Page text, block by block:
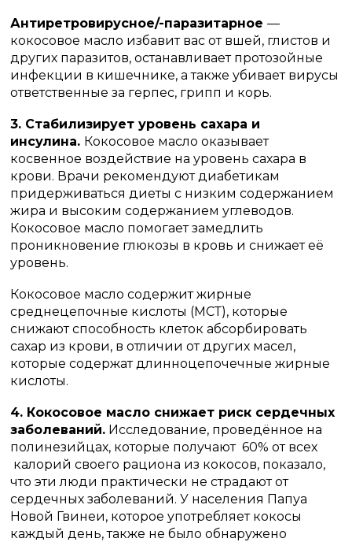
Антиретровирусное/-паразитарное—
кокосовое масло избавит вас от вшей, глистов и
других паразитов, останавливает протозойные
инфекции в кишечнике, а также убивает вирусы
ответственные за герпес, грипп и корь.
3. Стабилизирует уровень сахара и
инсулина. Кокосовое масло оказывает
косвенное воздействие на уровень сахара в
крови. Врачи рекомендуют диабетикам
придерживаться диеты с низким содержанием
жира и высоким содержанием углеводов.
Кокосовое масло помогает замедлить
проникновение глюкозы в кровь и снижает её
уровень.
Кокосовое масло содержит жирные
среднецепочные кислоты (МСТ), которые
снижают способность клеток абсорбировать
сахар из крови, в отличии от других масел,
которые содержат длинноцепочечные жирные
кислоты.
4. Кокосовое масло снижает риск сердечных
заболеваний. Исследование, проведённое на
полинезийцах, которые получают 60% от всех
калорий своего рациона из кокосов, показало,
что эти люди практически не страдают от
сердечных заболеваний. У населения Папуа
Новой Гвинеи, которое употребляет кокосы
каждый день, также не было обнаружено